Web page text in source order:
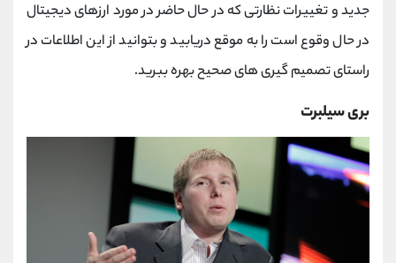
جدید و تغییرات نظارتی که در حال حاضر در مورد ارزهای دیجیتال
در حال وقوع است را به‌ موقع دریابید و بتوانید از این اطلاعات در
راستای تصمیم گیری های صحیح بهره ببرید.
بری سیلبرت